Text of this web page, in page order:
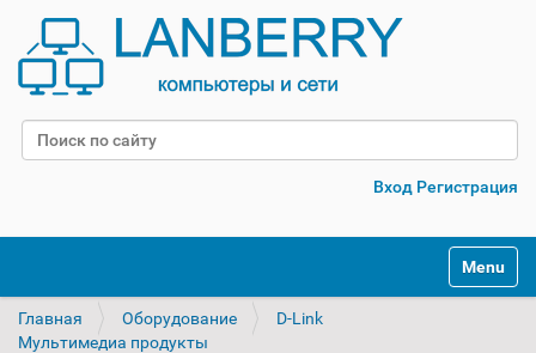
Поиск
Вход Регистрация
Главная Оборудование
D-Link
Мультимедиа продукты